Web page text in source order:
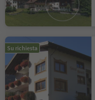
Su richiesta